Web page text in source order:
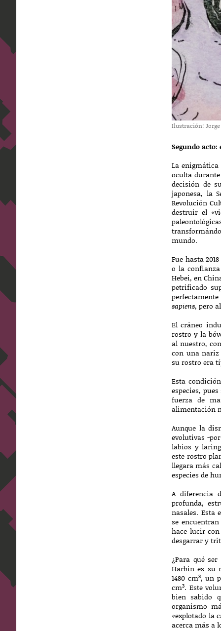
Ilustración:
Segundo
La
oculta
decisión de
japonesa, la
Revolución
destruir el
mundo.
Fue hasta
o la
Hebei, en
petrificado
sapiens, pero
El cráneo
rostro y la
al nuestro,
con una nariz
su rostro era
Esta
especies,
fuerza de
alimentación
Aunque la
evolutivas -
labios y
este rostro
llegara más
especies de
A diferencia
profunda,
nasales. Esta
se
hace lucir
desgarrar y
¿Para qué
Harbin es su
1480 cm3, un
cm3. Este
bien sabido
organismo
«explotado la
acerca más a